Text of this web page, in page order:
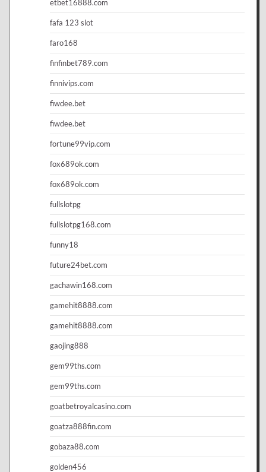
etbet16888.com
fafa 123 slot
faro168
finfinbet789.com
finnivips.com
fiwdee.bet
fiwdee.bet
fortune99vip.com
fox689ok.com
fox689ok.com
fullslotpg
fullslotpg168.com
funny18
future24bet.com
gachawin168.com
gamehit8888.com
gamehit8888.com
gaojing888
gem99ths.com
gem99ths.com
goatbetroyalcasino.com
goatza888fin.com
gobaza88.com
golden456